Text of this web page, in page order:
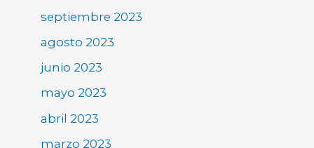
septiembre 2023
agosto 2023
junio 2023
mayo 2023
abril 2023
marzo 2023